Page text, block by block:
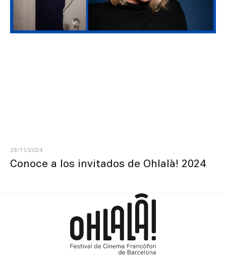
Conoce a los invitados de Ohlalà! 2024
28/11/2024